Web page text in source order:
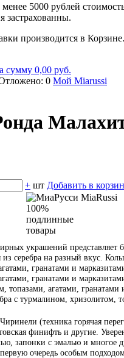
5000 рублей
застрахованны.
производится в Корзине.
сумму 0,00 руб.
0 Мой Miarussi
+ шт Добавить в
100%
подлинные
товары
украшений
серебра на разный вкус.
гранатами и
гранатами и
топазами, агатами,
с турмалином, хризолитом,
(техника горячая
финифть и другие.
запонки с эмалью и многое
очередь особым